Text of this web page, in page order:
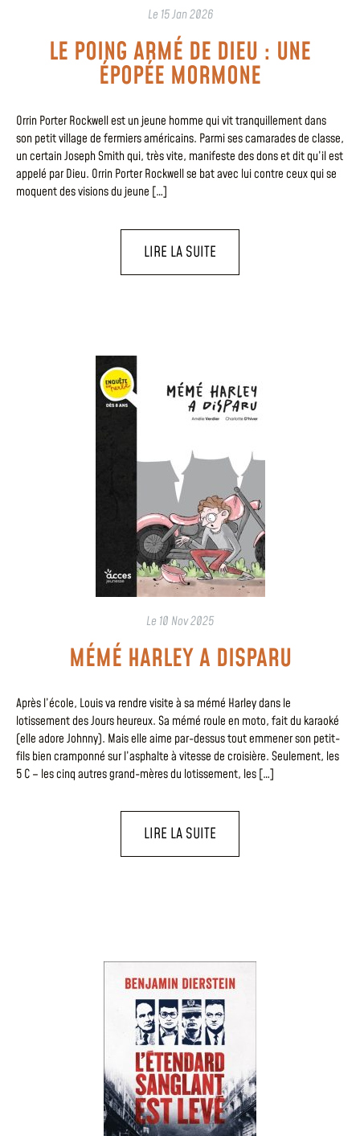
Le 15 Jan 2026
LE POING ARMÉ DE DIEU : UNE
ÉPOPÉE MORMONE
Orrin Porter Rockwell est un jeune homme qui vit tranquillement dans
son petit village de fermiers américains. Parmi ses camarades de classe,
un certain Joseph Smith qui, très vite, manifeste des dons et dit qu’il est
appelé par Dieu. Orrin Porter Rockwell se bat avec lui contre ceux qui se
moquent des visions du jeune […]
LIRE LA SUITE
Le 10 Nov 2025
MÉMÉ HARLEY A DISPARU
Après l’école, Louis va rendre visite à sa mémé Harley dans le
lotissement des Jours heureux. Sa mémé roule en moto, fait du karaoké
(elle adore Johnny). Mais elle aime par-dessus tout emmener son petit-
fils bien cramponné sur l’asphalte à vitesse de croisière. Seulement, les
5 C – les cinq autres grand-mères du lotissement, les […]
LIRE LA SUITE